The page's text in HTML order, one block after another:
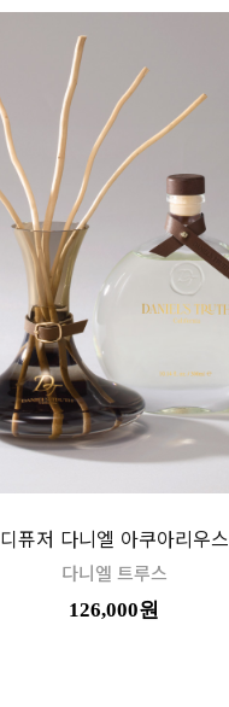
디퓨저 다니엘 아쿠아리우스
다니엘 트루스
126,000